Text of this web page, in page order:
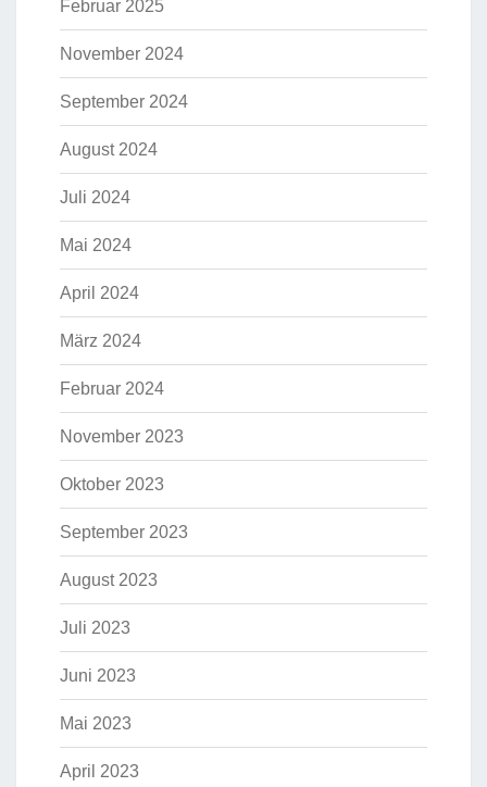
Februar 2025
November 2024
September 2024
August 2024
Juli 2024
Mai 2024
April 2024
März 2024
Februar 2024
November 2023
Oktober 2023
September 2023
August 2023
Juli 2023
Juni 2023
Mai 2023
April 2023